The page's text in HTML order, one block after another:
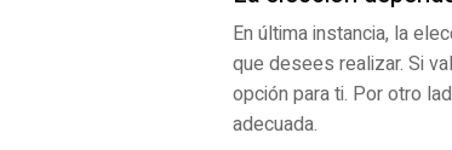
En última instancia, la
que desees realizar. Si
opción para ti. Por otro
adecuada.